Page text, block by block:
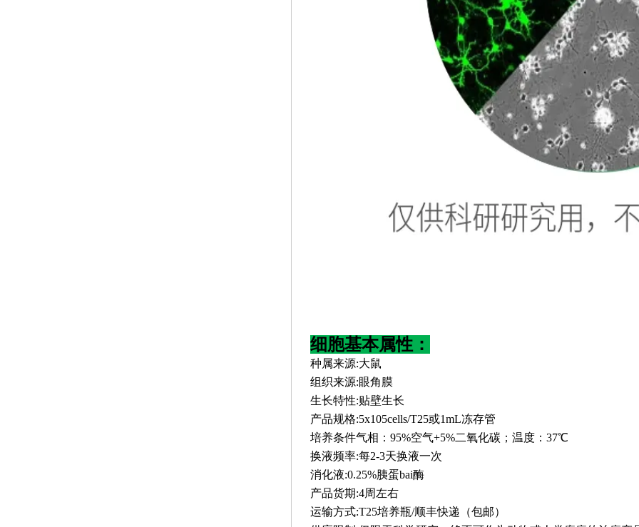
细胞基本属性：
种属来源:大鼠
组织来源:眼角膜
生长特性:贴壁生长
产品规格:5x105cells/T25或1mL冻存管
培养条件气相： 95%空气+5%二氧化碳；温度：37℃
换液频率:每2-3天换液一次
消化液:0.25%胰蛋bai酶
产品货期:4周左右
运输方式:T25培养瓶/顺丰快递（包邮）